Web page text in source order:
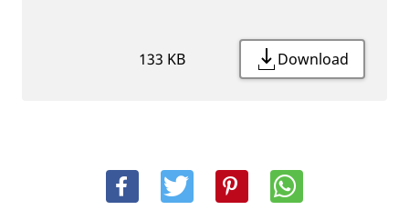
133 KB Download